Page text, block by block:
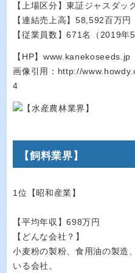
【上場区分】東証ジャスダッ
【連結売上高】58,592百万円
【従業員数】671名（2019年
【HP】www.kanekoseeds.jp
画像引用：http://
4
【飼料業界】
1位【昭和産業】
【平均年収】698万円
【どんな会社？】
小麦粉の製粉、食用油の製造
いる会社。